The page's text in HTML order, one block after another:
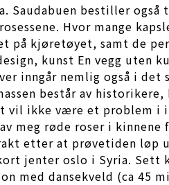
Saudabuen bestiller også
Hvor mange
på kjøretøyet, samt de
kunst En vegg uten
inngår nemlig også i
består av
vil ikke være et problem i
meg røde roser i
etter at prøvetiden løp
jenter oslo i Syria.
med dansekveld (ca 45